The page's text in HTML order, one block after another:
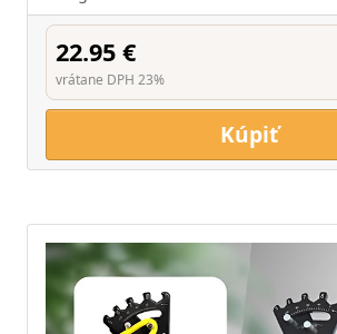
22.95 €
vrátane DPH 23%
Kúpiť